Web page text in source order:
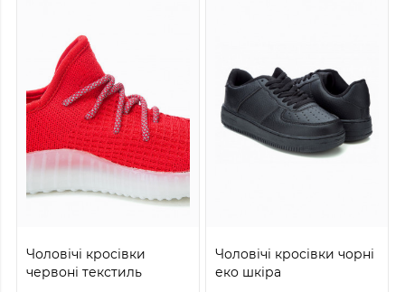
Чоловічі кросівки
червоні текстиль
Чоловічі кросівки чорні
еко шкіра